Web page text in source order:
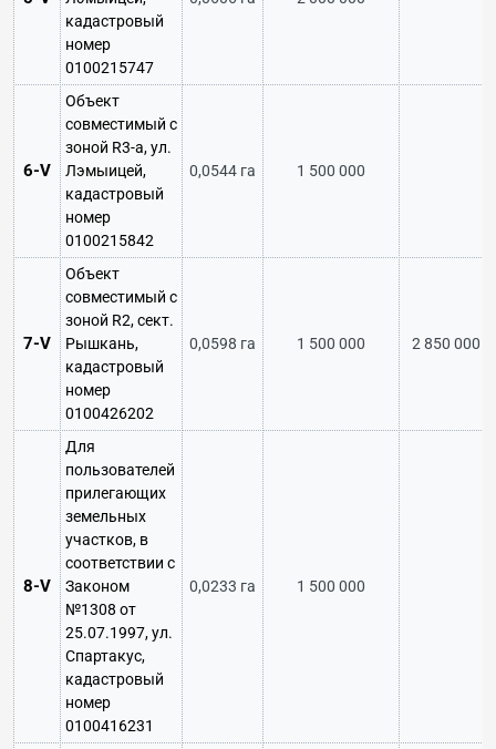
кадастровый
номер
0100215747
6-V
Объект
совместимый с
зоной R3-a, ул.
Лэмыицей,
кадастровый
номер
0100215842
0,0544 га 1 500 000
7-V
Объект
совместимый с
зоной R2, сект.
Рышкань,
кадастровый
номер
0100426202
0,0598 га 1 500 000 2 850 000
8-V
Для
пользователей
прилегающих
земельных
участков, в
соответствии с
Законом
№1308 от
25.07.1997, ул.
Спартакус,
кадастровый
номер
0100416231
0,0233 га 1 500 000